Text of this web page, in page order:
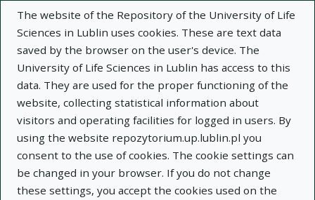
The website of the Repository of the University of Life
Sciences in Lublin uses cookies. These are text data
saved by the browser on the user's device. The
University of Life Sciences in Lublin has access to this
data. They are used for the proper functioning of the
website, collecting statistical information about
visitors and operating facilities for logged in users. By
using the website repozytorium.up.lublin.pl you
consent to the use of cookies. The cookie settings can
be changed in your browser. If you do not change
these settings, you accept the cookies used on the
Repository of University of Life Sciences